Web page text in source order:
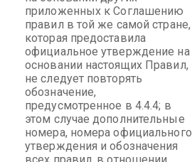
приложенных к Соглашению
правил в той же самой стране,
которая предоставила
официальное утверждение на
основании настоящих Правил,
не следует повторять
обозначение,
предусмотренное в 4.4.4; в
этом случае дополнительные
номера, номера официального
утверждения и обозначения
всех правил, в отношении